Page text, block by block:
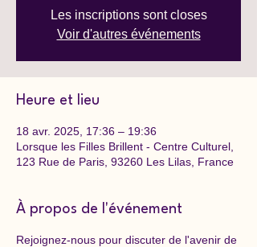
Les inscriptions sont closes
Voir d'autres événements
Heure et lieu
18 avr. 2025, 17:36 – 19:36
Lorsque les Filles Brillent - Centre Culturel,
123 Rue de Paris, 93260 Les Lilas, France
À propos de l'événement
Rejoignez-nous pour discuter de l'avenir de